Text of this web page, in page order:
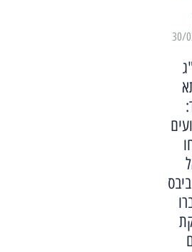
30/